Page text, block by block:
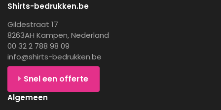
Shirts-bedrukken.be
Gildestraat 17
8263AH Kampen, Nederland
00 32 2 788 98 09
info@shirts-bedrukken.be
Snel een offerte
Algemeen